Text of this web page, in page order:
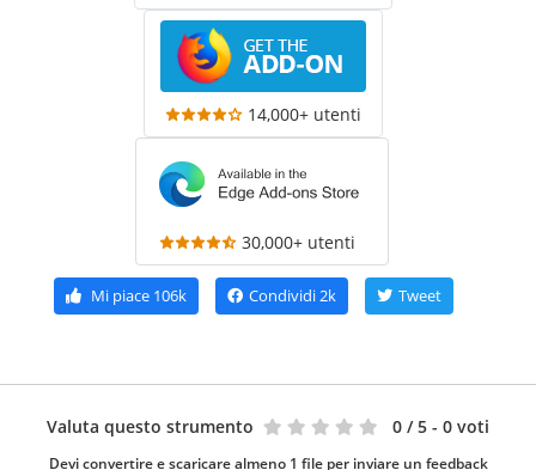
14,000+ utenti
30,000+ utenti
Mi piace 106k Condividi2k Tweet
Valuta questo strumento 0 / 5 - 0 voti
Devi convertire e scaricare almeno 1 file per inviare un feedback